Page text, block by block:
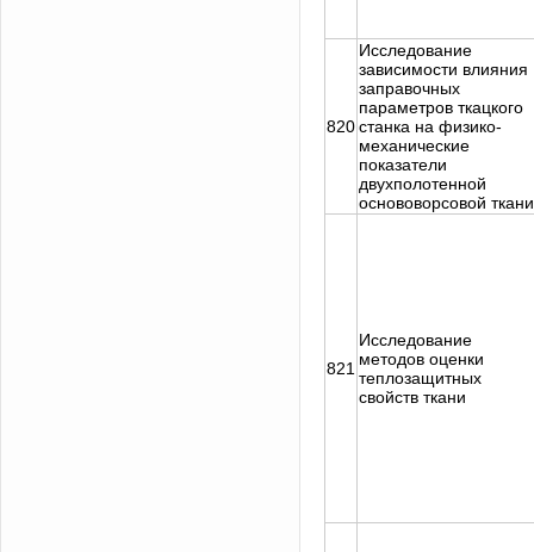
820
Исследование
зависимости влияния
заправочных
параметров ткацкого
станка на физико-
механические
показатели
двухполотенной
основоворсовой ткани
821
Исследование
методов оценки
теплозащитных
свойств ткани